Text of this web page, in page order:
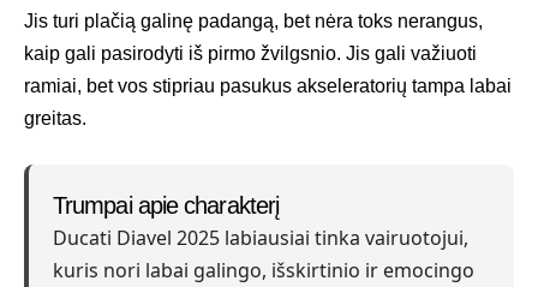
Jis turi plačią galinę padangą, bet nėra toks nerangus,
kaip gali pasirodyti iš pirmo žvilgsnio. Jis gali važiuoti
ramiai, bet vos stipriau pasukus akseleratorių tampa labai
greitas.
Trumpai apie charakterį
Ducati Diavel 2025 labiausiai tinka vairuotojui,
kuris nori labai galingo, išskirtinio ir emocingo